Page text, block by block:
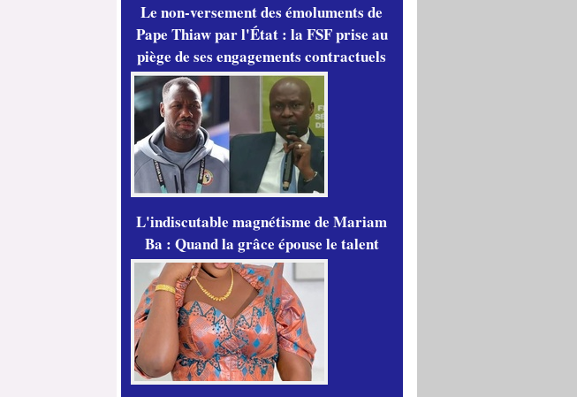
Le non-versement des émoluments de
Pape Thiaw par l'État : la FSF prise au
piège de ses engagements contractuels
L'indiscutable magnétisme de Mariam
Ba : Quand la grâce épouse le talent